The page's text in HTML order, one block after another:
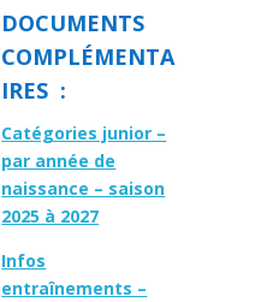
DOCUMENTS
COMPLÉMENTA
IRES :
Catégories junior –
par année de
naissance – saison
2025 à 2027
Infos
entraînements –